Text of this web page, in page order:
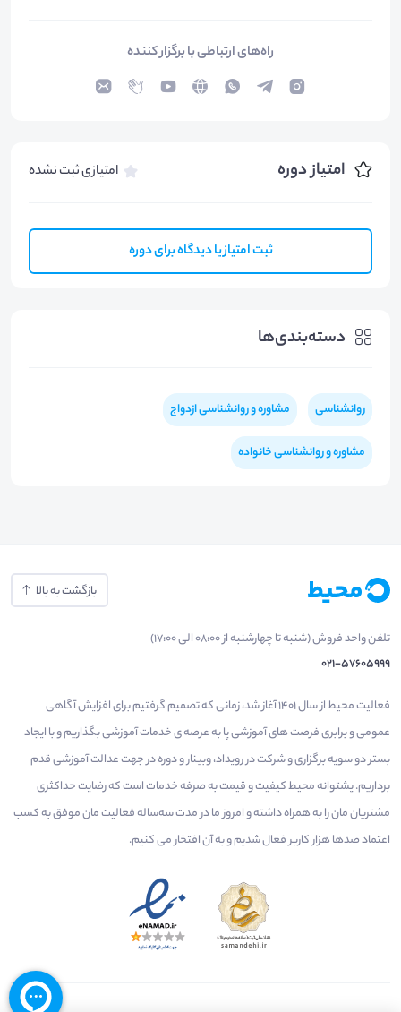
راه‌های ارتباطی با برگزار کننده
امتیاز دوره امتیازی ثبت نشده
ثبت امتیاز یا دیدگاه برای دوره
دسته‌بندی‌ها
روانشناسی مشاوره و روانشناسی ازدواج
مشاوره و روانشناسی خانواده
بازگشت به بالا
تلفن واحد فروش (شنبه تا چهارشنبه از 08:00 الی 17:00)
021-57605999
فعالیت محیط از سال 1401 آغاز شد، زمانی که تصمیم گرفتیم برای افزایش آگاهی
عمومی و برابری فرصت های آموزشی پا به عرصه ی خدمات آموزشی بگذاریم و با ایجاد
بستر دو سویه برگزاری و شرکت در رویداد، وبینار و دوره در جهت عدالت آموزشی قدم
برداریم. پشتوانه محیط کیفیت و قیمت به صرفه خدمات است که رضایت حداکثری
مشتریان مان را به همراه داشته و امروز ما در مدت سه‌ساله فعالیت مان موفق به کسب
اعتماد صدها هزار کاربر فعال شدیم و به آن افتخار می‌ کنیم.